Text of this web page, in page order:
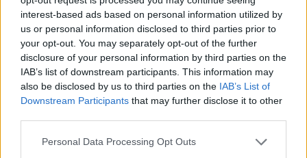
interest-based ads based on personal information utilized by
us or personal information disclosed to third parties prior to
your opt-out. You may separately opt-out of the further
disclosure of your personal information by third parties on the
IAB’s list of downstream participants. This information may
also be disclosed by us to third parties on the IAB’s List of
Downstream Participants that may further disclose it to other
Personal Data Processing Opt Outs
σκηνή